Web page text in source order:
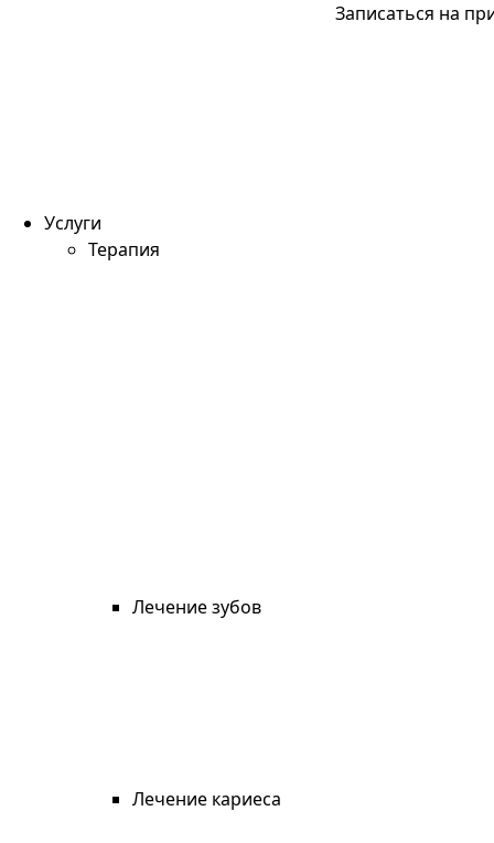
Записаться на
Услуги
Терапия
Лечение зубов
Лечение кариеса